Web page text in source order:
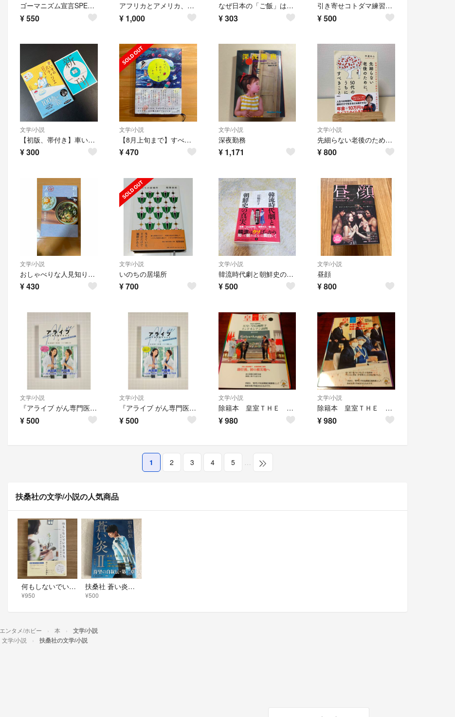
ゴーマニズム宣言SPECIAL ウクライナ戦争論 小林よしのり
¥550
アフリカとアメリカ、ふたつの視点 思いもよらない 日本の見かた
¥ 1,000
なぜ日本の「ご飯」は美味しいのか
¥303
引き寄せコトダマ練習帖～ちいさいず～
¥500
文学/小説
【初版、帯付き】車いすのパティシエ 扶桑社 文庫本
¥300
文学/小説
【8月上旬まで】すべて忘れてしまうから
¥470
文学/小説
深夜勤務
¥ 1,171
文学/小説
先細らない老後のために、５０代のうちにすべきこと
¥800
文学/小説
おしゃべりな人見知り 山本ゆり
¥430
文学/小説
いのちの居場所
¥700
文学/小説
韓流時代劇と朝鮮史の真実
¥500
文学/小説
昼顔
¥800
文学/小説
『アライブ がん専門医のカルテ 下』 扶桑社文庫
¥500
文学/小説
『アライブ がん専門医のカルテ 上』 扶桑社文庫
¥500
文学/小説
除籍本 皇室ＴＨＥ ＩＭＰＥＲＩＡＬ ＦＡＭＩＬＹ 佳子さま 愛子さまほか
¥980
文学/小説
除籍本 皇室ＴＨＥ ＩＭＰＥＲＩＡＬ ＦＡＭＩＬＹ 佳子さま 愛子さま
¥980
1 2 3 4 5 …
扶桑社の文学/小説の人気商品
何もしないでいるよりも
¥950
扶桑社 蒼い炎Ⅱ -飛躍編- 羽生結弦
¥500
エンタメ/ホビー 本 文学/小説
文学/小説 扶桑社の文学/小説